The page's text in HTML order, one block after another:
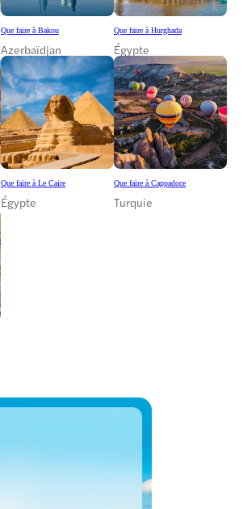
Que faire à Bakou
Azerbaïdjan
Que faire à Hurghada
Égypte
Que faire à Le Caire
Égypte
Que faire à Cappadoce
Turquie